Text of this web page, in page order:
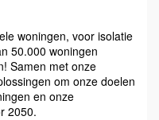
woningen, voor isolatie
50.000 woningen
Samen met onze
om onze doelen
en onze
2050.